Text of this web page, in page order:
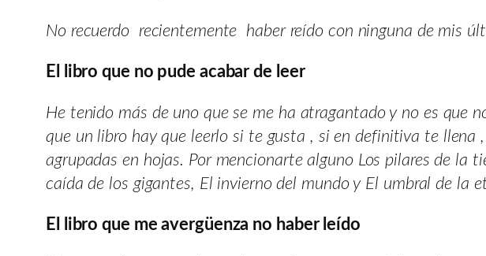
No recuerdo recientemente haber reído con ninguna de mis
El libro que no pude acabar de leer
He tenido más de uno que se me ha atragantado y no es que
que un libro hay que leerlo si te gusta , si en definitiva te
agrupadas en hojas. Por mencionarte alguno Los pilares de la
caída de los gigantes, El invierno del mundo y El umbral de la
El libro que me avergüenza no haber leído